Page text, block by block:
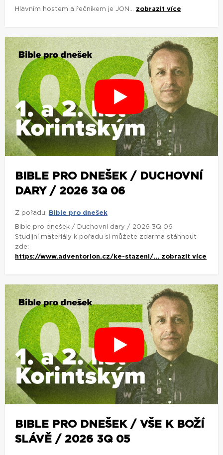
Hlavním hostem a řečníkem je JON... zobrazit více
BIBLE PRO DNEŠEK / DUCHOVNÍ
DARY / 2026 3Q 06
Z pořadu: Bible pro dnešek
Bible pro dnešek / Duchovní dary / 2026 3Q 06
Studijní materiály k pořadu si můžete zdarma stáhnout
zde:
https://www.adventorion.cz/ke-stazeni/... zobrazit více
BIBLE PRO DNEŠEK / VŠE K BOŽÍ
SLÁVĚ / 2026 3Q 05